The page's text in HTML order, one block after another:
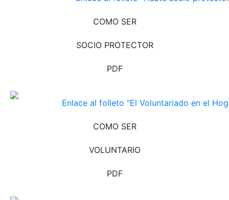
COMO SER
SOCIO PROTECTOR
PDF
COMO SER
VOLUNTARIO
PDF